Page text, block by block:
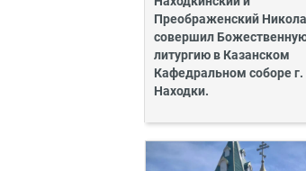
Преображенский
совершил
литургию в Казанском
Кафедральном соборе г.
Находки.